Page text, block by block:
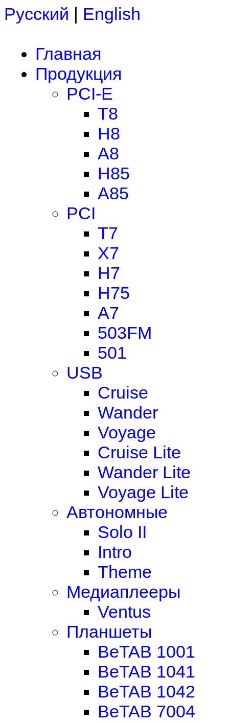
Русский | English
Главная
Продукция
PCI-E
T8
H8
A8
H85
A85
PCI
T7
X7
H7
H75
A7
503FM
501
USB
Cruise
Wander
Voyage
Cruise Lite
Wander Lite
Voyage Lite
Автономные
Solo II
Intro
Theme
Медиаплееры
Ventus
Планшеты
BeTAB 1001
BeTAB 1041
BeTAB 1042
BeTAB 7004